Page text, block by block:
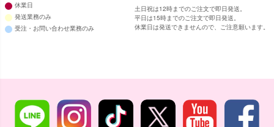
休業日
発送業務のみ
受注・お問い合わせ業務のみ
土日祝は12時までのご注文で即日発送。
平日は15時までのご注文で即日発送。
休業日は発送できませんので、ご注意願います。